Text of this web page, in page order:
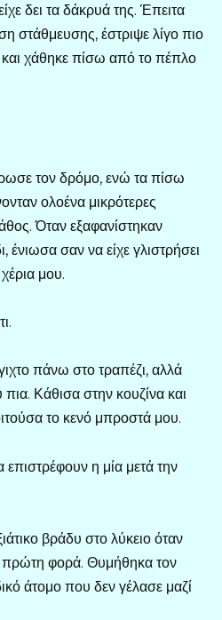
δει τα δάκρυά της. Έπειτα
στάθμευσης, έστριψε λίγο πιο
χάθηκε πίσω από το πέπλο
τον δρόμο, ενώ τα πίσω
ολοένα μικρότερες
Όταν εξαφανίστηκαν
ένιωσα σαν να είχε γλιστρήσει
μου.
πάνω στο τραπέζι, αλλά
Κάθισα στην κουζίνα και
το κενό μπροστά μου.
η μία μετά την
βράδυ στο λύκειο όταν
πρώτη φορά. Θυμήθηκα τον
άτομο που δεν γέλασε μαζί